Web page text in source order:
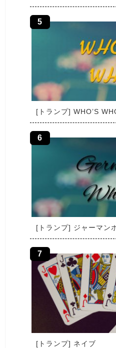
[トランプ] WHO’S
[トランプ] ジャーマン
[トランプ] ネイブ